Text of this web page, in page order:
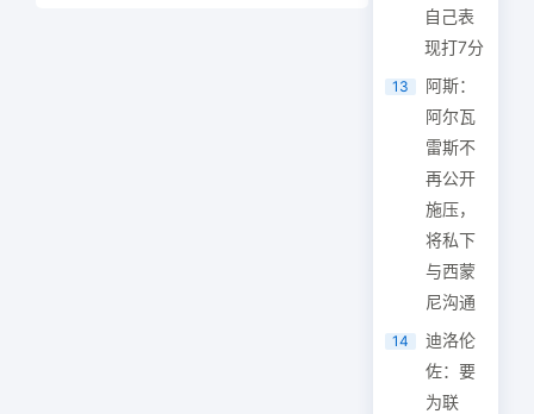
自己表
现打7分
13
阿斯：
阿尔瓦
雷斯不
再公开
施压，
将私下
与西蒙
尼沟通
14
迪洛伦
佐：要
为联